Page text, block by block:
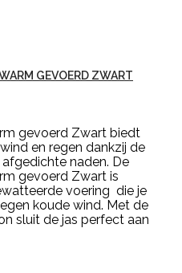
GEVOERD ZWART
gevoerd Zwart biedt
en regen dankzij de
naden. De
gevoerd Zwart is
voering die je
koude wind. Met de
sluit de jas perfect aan